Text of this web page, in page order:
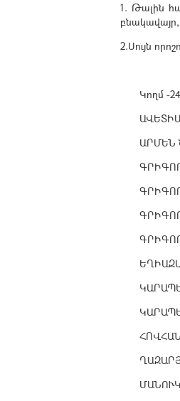
1. Թալին
բնակավայր,
2.Սույն
Կողմ -24
ԱՐՄԵՆ